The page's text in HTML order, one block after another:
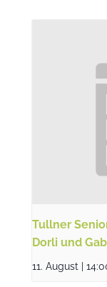
Tullner
Dorli und
11. August |